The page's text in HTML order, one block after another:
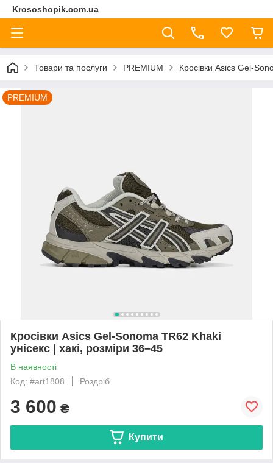
Krososhopik.com.ua
Товари та послуги PREMIUM Кросівки Asics Gel-
PREMIUM
Кросівки Asics Gel-Sonoma TR62 Khaki
унісекс | хакі, розміри 36–45
В наявності
Код: #art1808
Роздріб
3 600 ₴
Купити